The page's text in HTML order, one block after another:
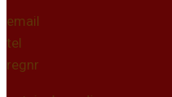
email
tel
regnr